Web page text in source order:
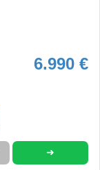
6.990 €
➜